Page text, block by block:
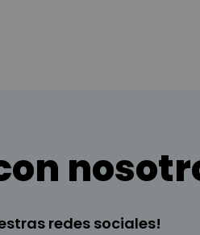
redes sociales!